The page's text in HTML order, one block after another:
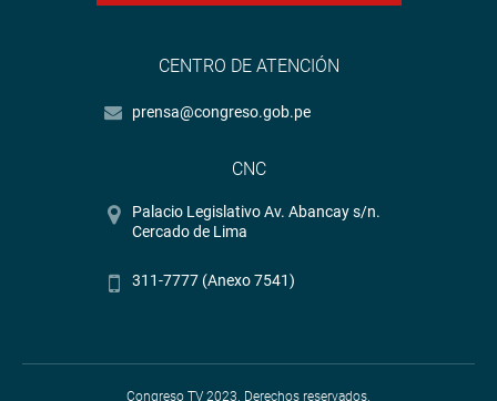
CENTRO DE ATENCIÓN
prensa@congreso.gob.pe
CNC
Palacio Legislativo Av. Abancay s/n.
Cercado de Lima
311-7777 (Anexo 7541)
Congreso TV 2023. Derechos reservados.